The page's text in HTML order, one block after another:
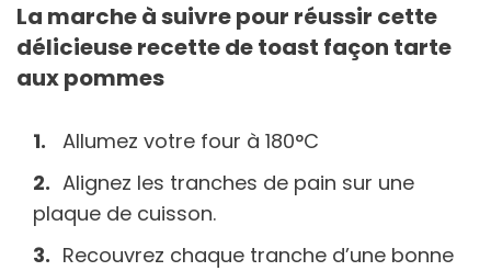
La marche à suivre pour réussir cette
délicieuse recette de toast façon tarte
aux pommes
Allumez votre four à 180°C
Alignez les tranches de pain sur une
plaque de cuisson.
Recouvrez chaque tranche d’une bonne